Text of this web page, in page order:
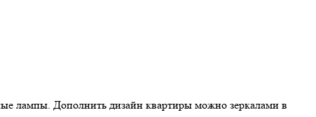
лампы. Дополнить дизайн квартиры можно зеркалами в